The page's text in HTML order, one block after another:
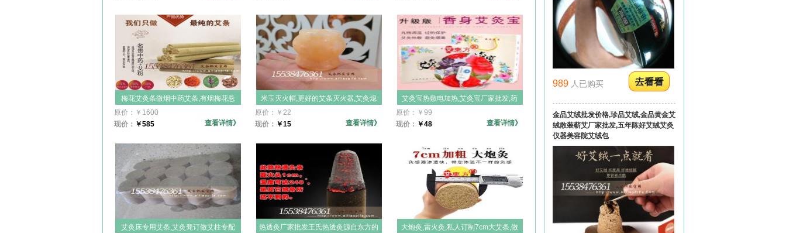
梅花艾灸条微烟中药艾条,有烟梅花悬
灸棒,美容院微烟艾条,微烟艾条,美容院
大艾条,五棱微有烟艾条,梅花香灸厂家
批发,美容保健院专供,养生馆艾条主订
原价： ￥ 1600
现价： ￥585 查看详情》
米玉灭火帽,更好的艾条灭火器,艾灸熄
灭器,玉质艾灸灭火帽,大理石温灸灭火
帽,美观卫生,用几代都没有事的,工艺品
原价： ￥ 22
现价： ￥15 查看详情》
艾灸宝热敷电加热,艾灸宝厂家批发,药
草药包内胆,艾炙宝电加热暖宫寒热敷
养胃艾灸月经减肥祛湿灸宝灸器
原价： ￥ 99
现价： ￥48 查看详情》
艾灸床专用艾条,艾灸凳订做艾柱专配
热透灸厂家批发王氏热透灸源自东方的
大炮灸,雷火灸,私人订制7cm大艾条,做
989 人已购买
金品艾绒批发价格,珍品艾绒,金品黄金艾
绒散装蕲艾厂家批发,五年陈好艾绒艾灸
仪器美容院艾绒包